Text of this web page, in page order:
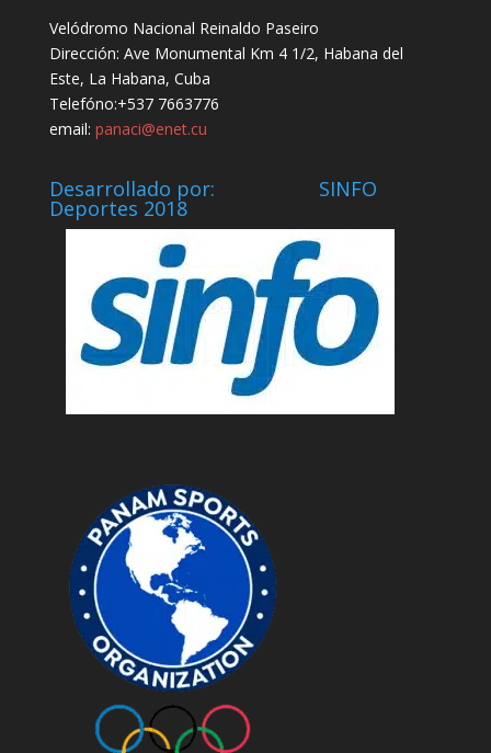
Velódromo Nacional Reinaldo Paseiro
Dirección: Ave Monumental Km 4 1/2, Habana del
Este, La Habana, Cuba
Telefóno:+537 7663776
email: panaci@enet.cu
Desarrollado por: SINFO
Deportes 2018